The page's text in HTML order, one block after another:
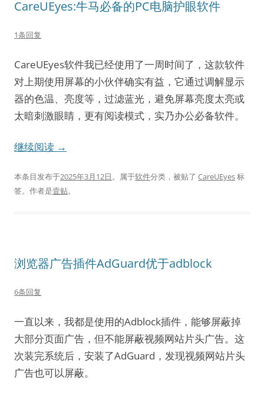
CareUEyes:牛马必备的PC电脑护眼软件
1条回复
CareUEyes软件我已经使用了一周时间了，这款软件
对上期使用屏幕的小伙伴确实有益，它通过调解显示
器的色温、亮度等，过滤蓝光，避免屏幕亮度太亮或
太暗刺激眼睛，更有阅读模式，实乃办公必备软件。
继续阅读 →
本条目发布于2025年3月12日。属于软件分类，被贴了 CareUEyes标
签。 作者是壹贴。
浏览器广告插件AdGuard优于adblock
6条回复
一直以来，我都是使用的Adblock插件，能够屏蔽掉
大部分页面广告，但不能屏蔽视频网站片头广告。这
次装完系统后，安装了AdGuard，发现视频网站片头
广告也可以屏蔽。